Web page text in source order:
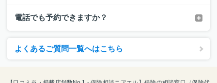
電話でも予約できますか？
よくあるご質問一覧へはこちら